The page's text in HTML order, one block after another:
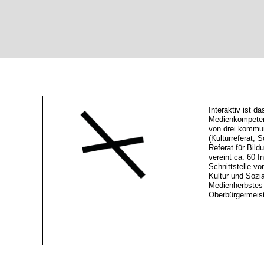
Interaktiv ist
von drei
(Kulturreferat,
Referat für
vereint ca. 60
Schnittstelle
Kultur und